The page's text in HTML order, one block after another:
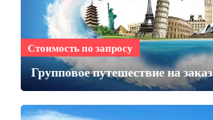
Стоимость по запросу
Групповое путешествие на заказ